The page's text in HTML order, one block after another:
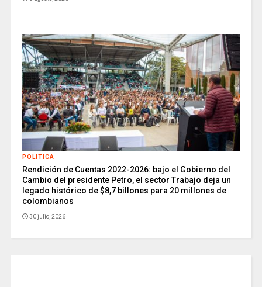
POLITICA
Rendición de Cuentas 2022-2026: bajo el Gobierno del
Cambio del presidente Petro, el sector Trabajo deja un
legado histórico de $8,7 billones para 20 millones de
colombianos
30 julio, 2026